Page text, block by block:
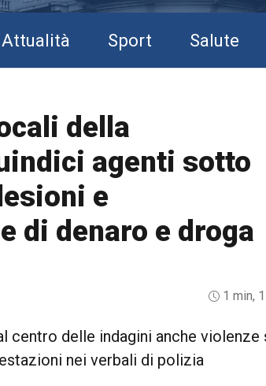
Attualità Sport Salute
della
agenti sotto
e
di denaro e droga
1 min,
centro delle indagini anche violenze
nei verbali di polizia